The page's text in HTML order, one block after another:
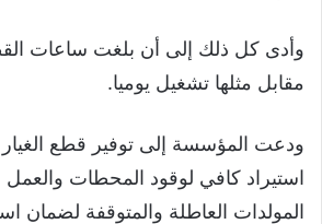
مقابل مثلها تشغيل يوميا.
ودعت المؤسسة إلى توفير قطع الغيار
استيراد كافي لوقود المحطات
المولدات العاطلة والمتوقفة لضمان